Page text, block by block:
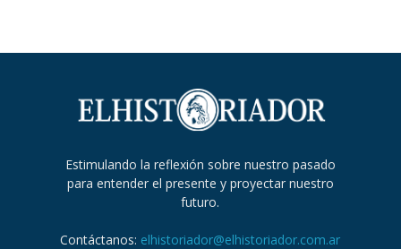
Estimulando la reflexión sobre nuestro pasado
para entender el presente y proyectar nuestro
futuro.
Contáctanos: elhistoriador@elhistoriador.com.ar